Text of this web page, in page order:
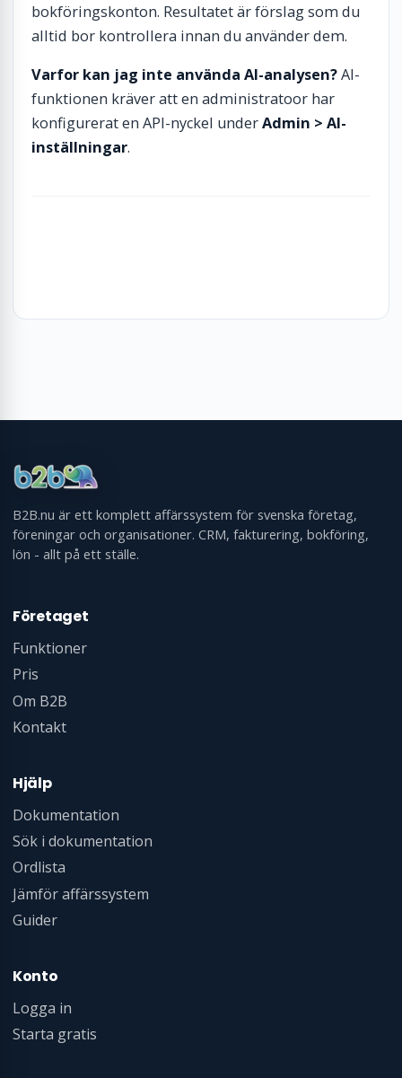
bokföringskonton. Resultatet är förslag som du
alltid bor kontrollera innan du använder dem.
Varfor kan jag inte använda AI-analysen?AI-
funktionen kräver att en administratoor har
konfigurerat en API-nyckel underAdmin > AI-
inställningar.
B2B.nu är ett komplett affärssystem för svenska företag,
föreningar och organisationer. CRM, fakturering, bokföring,
lön - allt på ett ställe.
Företaget
Funktioner
Pris
Om B2B
Kontakt
Hjälp
Dokumentation
Sök i dokumentation
Ordlista
Jämför affärssystem
Guider
Konto
Logga in
Starta gratis